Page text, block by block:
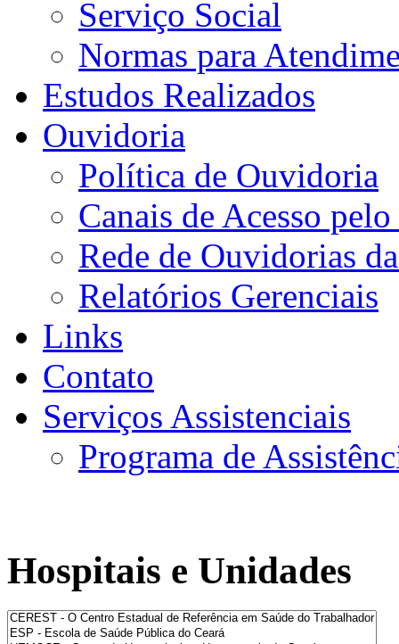
Serviço Social
Normas para
Estudos Realizados
Ouvidoria
Política de Ouvidoria
Canais de Acesso
Rede de Ouvidorias
Relatórios Gerenciais
Links
Contato
Serviços Assistenciais
Programa de
Hospitais e Unidades